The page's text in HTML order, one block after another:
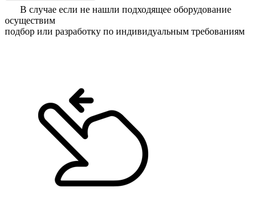
В случае если не нашли подходящее оборудование
осуществим
подбор или разработку по индивидуальным требованиям